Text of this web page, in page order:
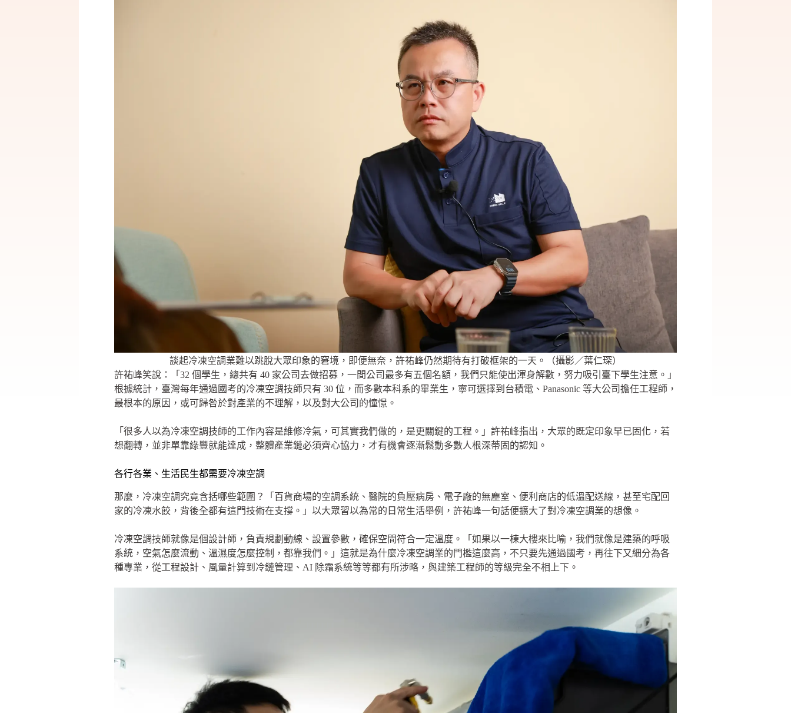
談起冷凍空調業難以跳脫大眾印象的窘境，即便無奈，許祐峰仍然期待有打破框架的一天。（攝影／葉仁琛）
許祐峰笑說：「32 個學生，總共有 40 家公司去做招募，一間公司最多有五個名額，我們只能使出渾身解數，努力吸引臺下學生注意。」
根據統計，臺灣每年通過國考的冷凍空調技師只有 30 位，而多數本科系的畢業生，寧可選擇到台積電、Panasonic 等大公司擔任工程師，
最根本的原因，或可歸咎於對產業的不理解，以及對大公司的憧憬。
「很多人以為冷凍空調技師的工作內容是維修冷氣，可其實我們做的，是更關鍵的工程。」許祐峰指出，大眾的既定印象早已固化，若
想翻轉，並非單靠綠豐就能達成，整體產業鏈必須齊心協力，才有機會逐漸鬆動多數人根深蒂固的認知。
各行各業、生活民生都需要冷凍空調
那麼，冷凍空調究竟含括哪些範圍？「百貨商場的空調系統、醫院的負壓病房、電子廠的無塵室、便利商店的低溫配送線，甚至宅配回
家的冷凍水餃，背後全都有這門技術在支撐。」以大眾習以為常的日常生活舉例，許祐峰一句話便擴大了對冷凍空調業的想像。
冷凍空調技師就像是個設計師，負責規劃動線、設置參數，確保空間符合一定溫度。「如果以一棟大樓來比喻，我們就像是建築的呼吸
系統，空氣怎麼流動、溫濕度怎麼控制，都靠我們。」這就是為什麼冷凍空調業的門檻這麼高，不只要先通過國考，再往下又細分為各
種專業，從工程設計、風量計算到冷鏈管理、AI 除霜系統等等都有所涉略，與建築工程師的等級完全不相上下。